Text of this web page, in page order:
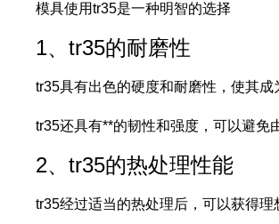
模具使用tr35是一种明智的选择
1、tr35的耐磨性
tr35具有出色的硬度和耐磨性，使其
tr35还具有**的韧性和强度，可以避免
2、tr35的热处理性能
tr35经过适当的热处理后，可以获得